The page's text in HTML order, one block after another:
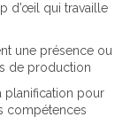
d’œil qui travaille
une présence ou
de production
planification pour
compétences